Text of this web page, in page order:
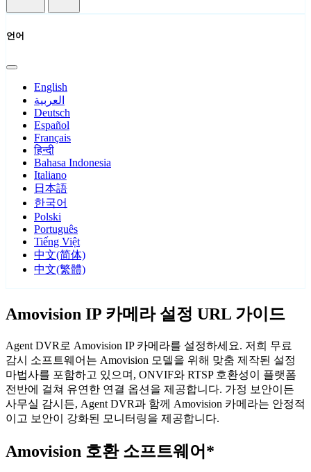
언어
English
العربية
Deutsch
Español
Français
हिन्दी
Bahasa Indonesia
Italiano
日本語
한국어
Polski
Português
Tiếng Việt
中文(简体)
中文(繁體)
Amovision IP 카메라 설정 URL 가이드
Agent DVR로 Amovision IP 카메라를 설정하세요. 저희 무료
감시 소프트웨어는 Amovision 모델을 위해 맞춤 제작된 설정
마법사를 포함하고 있으며, ONVIF와 RTSP 호환성이 플랫폼
전반에 걸쳐 유연한 연결 옵션을 제공합니다. 가정 보안이든
사무실 감시든, Agent DVR과 함께 Amovision 카메라는 안정적
이고 보안이 강화된 모니터링을 제공합니다.
Amovision 호환 소프트웨어*